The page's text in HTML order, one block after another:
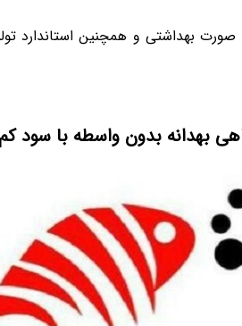
صورت بهداشتی و همچنین استاندارد
بهدانه بدون واسطه با سود کم